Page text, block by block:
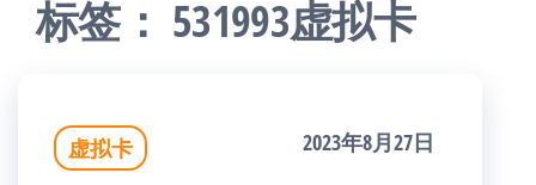
标签： 531993虚拟卡
虚拟卡 2023年8月27日